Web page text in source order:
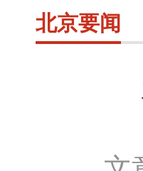
北京要闻